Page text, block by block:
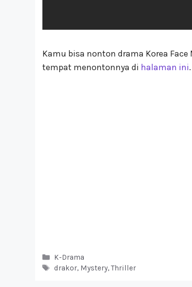
Kamu bisa nonton drama Korea
tempat menontonnya di halaman ini.
Kategori
K-Drama
Tag
drakor, Mystery,Thriller